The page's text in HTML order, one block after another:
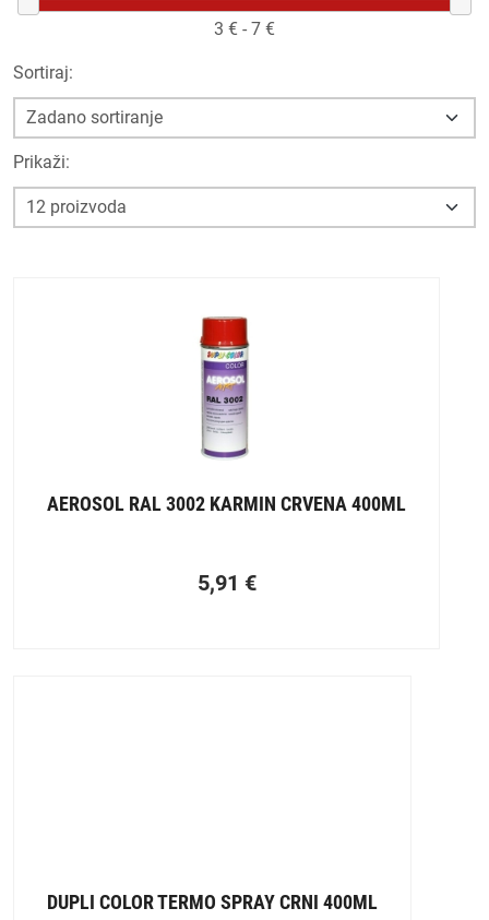
3 € - 7 €
Sortiraj:
Prikaži:
AEROSOL RAL 3002 KARMIN CRVENA 400ML
5,91 €
DUPLI COLOR TERMO SPRAY CRNI 400ML